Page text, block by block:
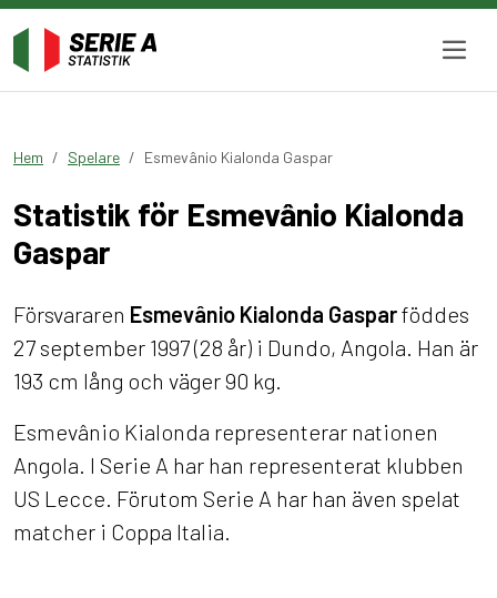
Hem Spelare Esmevânio Kialonda Gaspar
Statistik för Esmevânio Kialonda
Gaspar
Försvararen Esmevânio Kialonda Gasparföddes
27 september 1997 (28 år) i Dundo, Angola. Han är
193 cm lång och väger 90 kg.
Esmevânio Kialonda representerar nationen
Angola. I Serie A har han representerat klubben
US Lecce. Förutom Serie A har han även spelat
matcher i Coppa Italia.